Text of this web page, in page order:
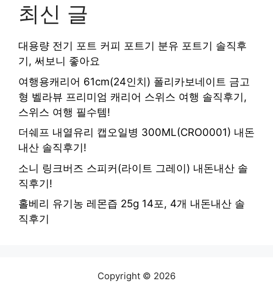
최신 글
대용량 전기 포트 커피 포트기 분유 포트기 솔직후
기, 써보니 좋아요
여행용캐리어 61cm(24인치) 폴리카보네이트 금고
형 벨라뷰 프리미엄 캐리어 스위스 여행 솔직후기,
스위스 여행 필수템!
더쉐프 내열유리 캡오일병 300ML(CRO0001) 내돈
내산 솔직후기!
소니 링크버즈 스피커(라이트 그레이) 내돈내산 솔
직후기!
홀베리 유기농 레몬즙 25g 14포, 4개 내돈내산 솔
직후기
Copyright © 2026